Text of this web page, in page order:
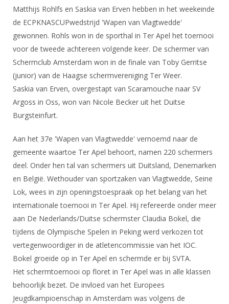
Forums
Maandelijks archief
Evenement
Website
Gebruiksvoorwaarden
Handleiding
Historie
Reglementen
Ledencijfers
Organisatie
Bestuur
Commissies
Ereleden
Leden van Verdiensten
Vacatures
Bondsbureau
Contact
Medewerkers
Samenwerking
Recreatiesport
Veteranen
Wedstrijdsport
Ranglijsten
Inschrijven
Schermpaspoort
Rolstoelschermen
Wedstrijdkalender
KNAS Keurmerk
NK's
JEC
Veteranenwedstrijden
Nieuws
Oranje
DBT
SBT
Atletencommissie
Internationale Titeltoernooien
Internationale aanmeldingen
Voor de jeugd
Spreekbeurtpakket
Ouders en vereniging
Jeugdkampen
Brassardsysteem
Voor coaches en leraren
Nieuws
Nationale opleidingen
Internationale opleidingen
Opleidingen
Voor scheidsrechters
Nieuws
Scheidsrechterslijst
Scheidsrechter Documentatie
Forums
Schermforum
Nieuws
Zoek Vereniging
Contact
NK organiseren
Matthijs Rohlfs en Saskia van Erven hebben in het weekeinde
de ECPKNASCUPwedstrijd 'Wapen van Vlagtwedde'
gewonnen. Rohls won in de sporthal in Ter Apel het toernooi
voor de tweede achtereen volgende keer. De schermer van
Schermclub Amsterdam won in de finale van Toby Gerritse
(junior) van de Haagse schermvereniging Ter Weer.
Saskia van Erven, overgestapt van Scaramouche naar SV
Argoss in Oss, won van Nicole Becker uit het Duitse
Burgsteinfurt.
Aan het 37e 'Wapen van Vlagtwedde' vernoemd naar de
gemeente waartoe Ter Apel behoort, namen 220 schermers
deel. Onder hen tal van schermers uit Duitsland, Denemarken
en België. Wethouder van sportzaken van Vlagtwedde, Seine
Lok, wees in zijn openingstoespraak op het belang van het
internationale toernooi in Ter Apel. Hij refereerde onder meer
aan De Nederlands/Duitse schermster Claudia Bokel, die
tijdens de Olympische Spelen in Peking werd verkozen tot
vertegenwoordiger in de atletencommissie van het IOC.
Bokel groeide op in Ter Apel en schermde er bij SVTA.
Het schermtoernooi op floret in Ter Apel was in alle klassen
behoorlijk bezet. De invloed van het Europees
Jeugdkampioenschap in Amsterdam was volgens de